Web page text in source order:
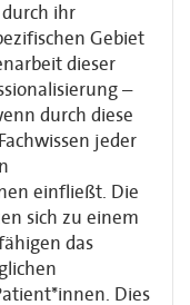
ihr
Gebiet
dieser
–
durch diese
jeder
einfließt. Die
sich zu einem
das
Dies